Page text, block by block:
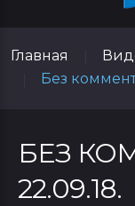
Главная
Без
БЕЗ
22.09.18.